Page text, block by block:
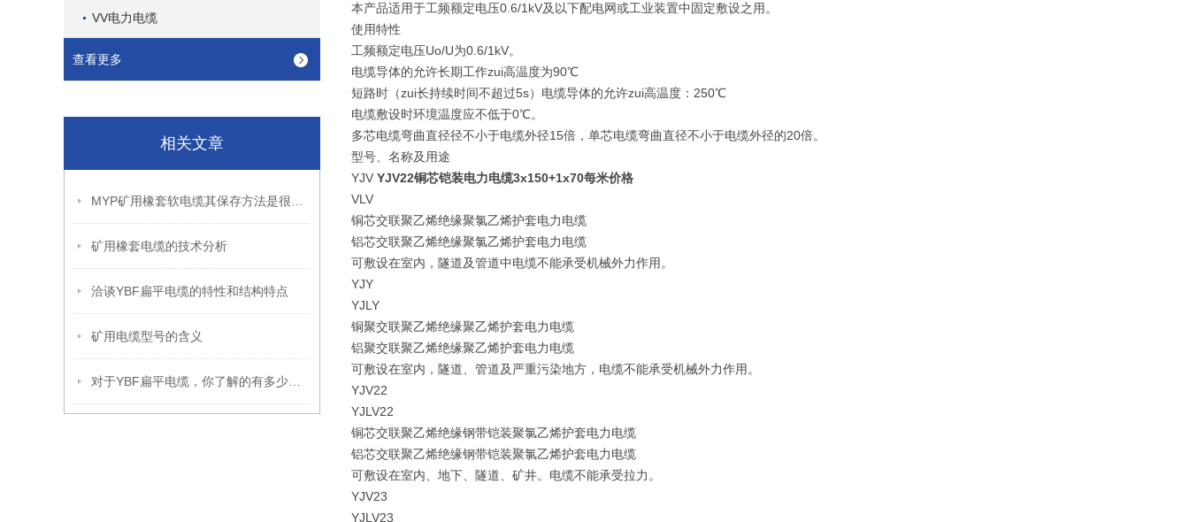
VV电力电缆
查看更多
相关文章
矿用橡套电缆的技术分析
洽谈YBF扁平电缆的特性和结构特点
矿用电缆型号的含义
本产品适用于工频额定电压0.6/1kV及以下配电网或工业装置中固定敷设之用。
使用特性
工频额定电压Uo/U为0.6/1kV。
电缆导体的允许长期工作zui高温度为90℃
短路时（zui长持续时间不超过5s）电缆导体的允许zui高温度：250℃
电缆敷设时环境温度应不低于0℃。
多芯电缆弯曲直径径不小于电缆外径15倍，单芯电缆弯曲直径不小于电缆外径的20倍。
型号、名称及用途
YJV YJV22铜芯铠装电力电缆3x150+1x70每米价格
VLV
铜芯交联聚乙烯绝缘聚氯乙烯护套电力电缆
铝芯交联聚乙烯绝缘聚氯乙烯护套电力电缆
可敷设在室内，隧道及管道中电缆不能承受机械外力作用。
YJY
YJLY
铜聚交联聚乙烯绝缘聚乙烯护套电力电缆
铝聚交联聚乙烯绝缘聚乙烯护套电力电缆
可敷设在室内，隧道、管道及严重污染地方，电缆不能承受机械外力作用。
YJV22
YJLV22
铜芯交联聚乙烯绝缘钢带铠装聚氯乙烯护套电力电缆
铝芯交联聚乙烯绝缘钢带铠装聚氯乙烯护套电力电缆
可敷设在室内、地下、隧道、矿井。电缆不能承受拉力。
YJV23
YJLV23